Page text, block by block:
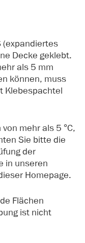
(expandiertes
Decke geklebt.
als 5 mm
können, muss
Klebespachtel
mehr als 5 °C,
Sie bitte die
der
in unseren
Homepage.
Flächen
ist nicht